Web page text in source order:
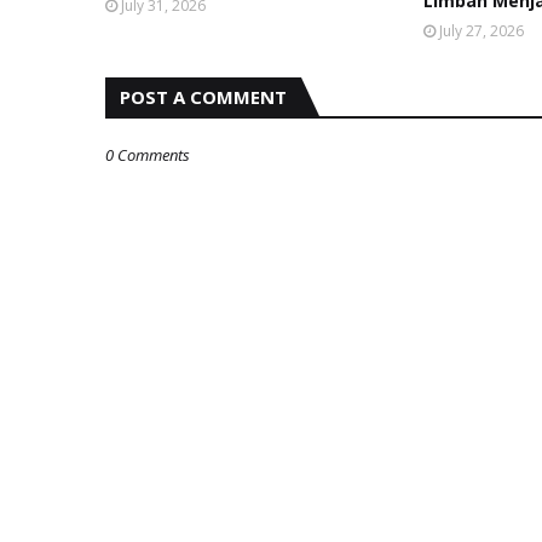
July 31, 2026
July 27, 2026
POST A COMMENT
0 Comments